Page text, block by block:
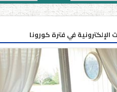
الإلكترونية في فترة كورونا